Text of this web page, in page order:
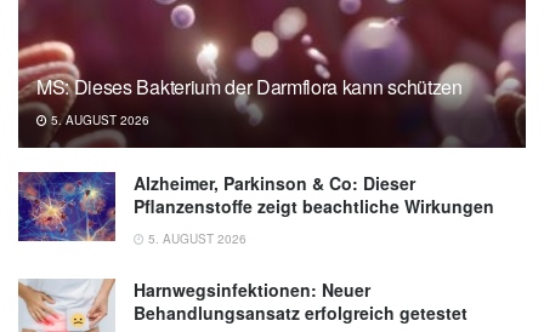
MS: Dieses Bakterium der Darmflora kann schützen
5. AUGUST 2026
Alzheimer, Parkinson & Co: Dieser
Pflanzenstoffe zeigt beachtliche Wirkungen
5. AUGUST 2026
Harnwegsinfektionen: Neuer
Behandlungsansatz erfolgreich getestet